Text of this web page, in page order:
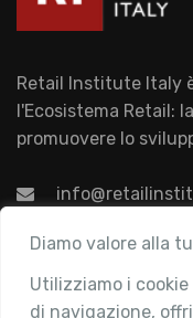
Diamo valore alla
Utilizziamo i
di navigazione,
Retail Institute Italy
l'Ecosistema Retail:
promuovere lo
Associazione
Chi siamo